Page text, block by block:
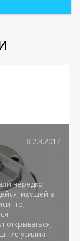
нередко
идущей в
то,
открываться,
усилия
2.3.2017